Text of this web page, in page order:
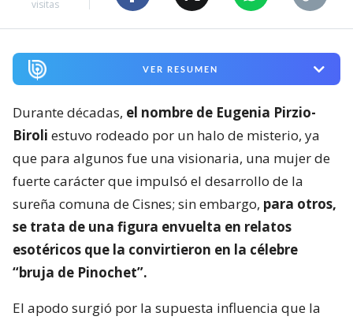
visitas
VER RESUMEN
Durante décadas, el nombre de Eugenia Pirzio-
Biroli estuvo rodeado por un halo de misterio, ya
que para algunos fue una visionaria, una mujer de
fuerte carácter que impulsó el desarrollo de la
sureña comuna de Cisnes; sin embargo, para otros,
se trata de una figura envuelta en relatos
esotéricos que la convirtieron en la célebre
“bruja de Pinochet”.
El apodo surgió por la supuesta influencia que la